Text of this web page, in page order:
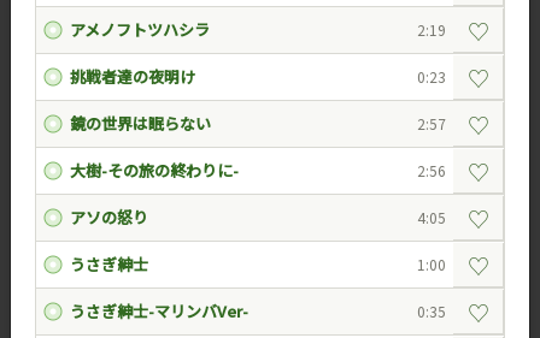
アメノフトツハシラ 2:19 ♡
挑戦者達の夜明け 0:23 ♡
鏡の世界は眠らない 2:57 ♡
大樹-その旅の終わりに- 2:56 ♡
アソの怒り 4:05 ♡
うさぎ紳士 1:00 ♡
うさぎ紳士-マリンバVer- 0:35 ♡